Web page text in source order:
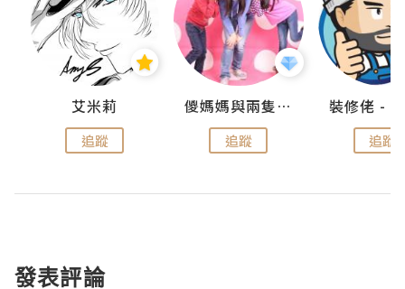
艾米莉
追蹤
儍媽媽與兩隻小魔怪之家
追蹤 追蹤
發表評論